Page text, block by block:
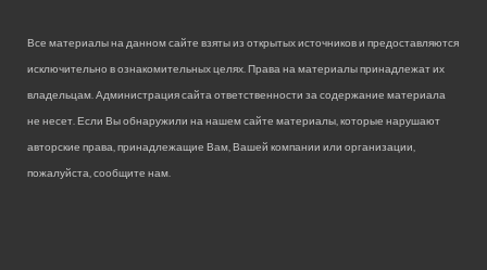
Все материалы на данном сайте взяты из открытых источников и предоставляются
исключительно в ознакомительных целях. Права на материалы принадлежат их
владельцам. Администрация сайта ответственности за содержание материала
не несет. Если Вы обнаружили на нашем сайте материалы, которые нарушают
авторские права, принадлежащие Вам, Вашей компании или организации,
пожалуйста, сообщите нам.